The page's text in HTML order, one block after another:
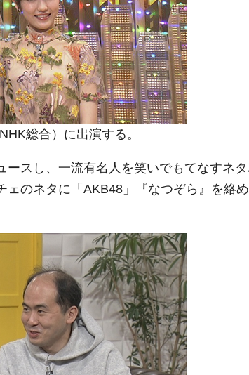
総合）に出演する。
スし、一流有名人を笑いでもてなすネ
のネタに「AKB48」『なつぞら』を絡め